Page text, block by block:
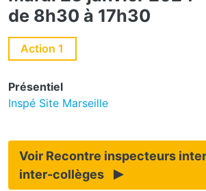
de 8h30 à 17h30
Action 1
Présentiel
Inspé Site Marseille
Voir Recontre inspecteurs
inter-collèges